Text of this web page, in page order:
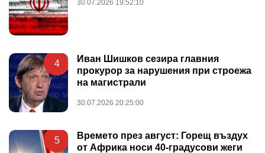
30.07.2026 19:52:10
4
Иван Шишков сезира главния
прокурор за нарушения при строежа
на магистрали
30.07.2026 20:25:00
5
Времето през август: Горещ въздух
от Африка носи 40-градусови жеги